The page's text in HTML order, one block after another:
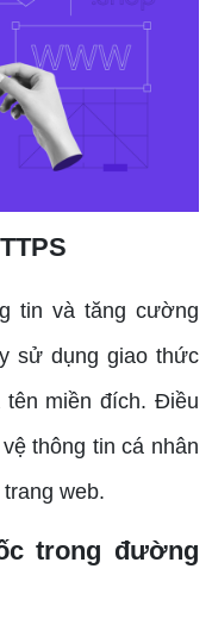
tin và tăng cường
sử dụng giao thức
tên miền đích. Điều
thông tin cá nhân
web.
trong đường